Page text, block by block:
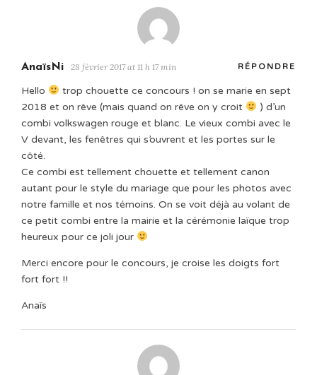
AnaïsNi 28 février 2017 at 11 h 17 min RÉPONDRE
Hello
trop chouette ce concours ! on se marie en sept
2018 et on rêve (mais quand on rêve on y croit
) d’un
combi volkswagen rouge et blanc. Le vieux combi avec le
V devant, les fenêtres qui s’ouvrent et les portes sur le
côté.
Ce combi est tellement chouette et tellement canon
autant pour le style du mariage que pour les photos avec
notre famille et nos témoins. On se voit déjà au volant de
ce petit combi entre la mairie et la cérémonie laïque trop
heureux pour ce joli jour
Merci encore pour le concours, je croise les doigts fort
fort fort !!
Anaïs